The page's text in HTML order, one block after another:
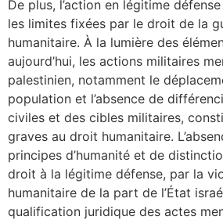
De plus, l’action en légitime
les limites fixées par le droit de la
humanitaire. À la lumière des
aujourd’hui, les actions militaires
palestinien, notamment le
population et l’absence de
civiles et des cibles militaires,
graves au droit humanitaire.
principes d’humanité et de
droit à la légitime défense, par la
humanitaire de la part de l’État
qualification juridique des actes